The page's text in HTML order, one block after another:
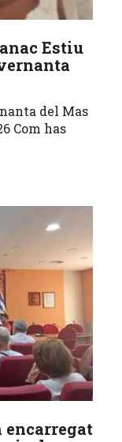
Estiu
del Mas
Com has
encarregat